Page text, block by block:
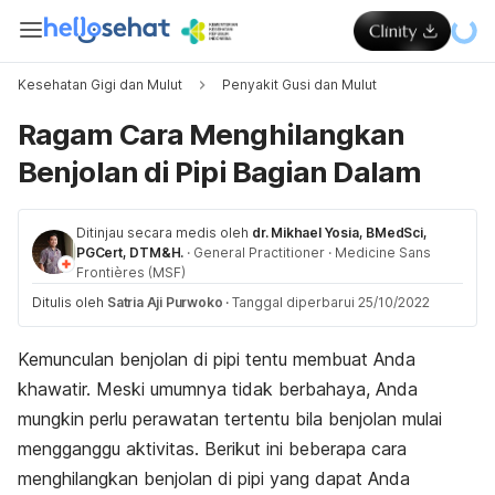
Kesehatan Gigi dan Mulut Penyakit Gusi dan Mulut
Ragam Cara Menghilangkan
Benjolan di Pipi Bagian Dalam
Ditinjau secara medis oleh dr. Mikhael Yosia, BMedSci,
PGCert, DTM&H. · General Practitioner · Medicine Sans
Frontières (MSF)
Ditulis oleh Satria Aji Purwoko · Tanggal diperbarui 25/10/2022
Kemunculan benjolan di pipi tentu membuat Anda
khawatir. Meski umumnya tidak berbahaya, Anda
mungkin perlu perawatan tertentu bila benjolan mulai
mengganggu aktivitas. Berikut ini beberapa cara
menghilangkan benjolan di pipi yang dapat Anda